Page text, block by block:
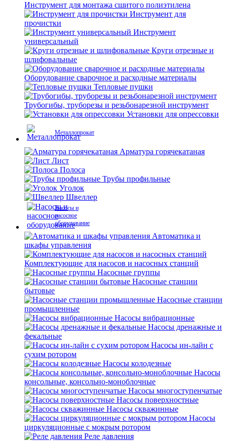
Инструмент для монтажа сшитого полиэтилена
Инструмент для
прочистки
Инструмент
универсальный
Круги отрезные и
шлифовальные
Оборудование сварочное и расходные материалы
Тепловые пушки
Трубогибы, труборезы и резьбонарезной инструмент
Установки для опрессовки
Металлопрокат
Арматура горячекатаная
Лист
Полоса
Трубы профильные
Уголок
Швеллер
Насосы и
насосное
оборудование
Автоматика и
шкафы управления
Комплектующие для насосов и насосных станций
Насосные группы
Насосные станции
бытовые
Насосные станции
промышленные
Насосы вибрационные
Насосы дренажные и
фекальные
Насосы ин-лайн с
сухим ротором
Насосы колодезные
Насосы
консольные, консольно-моноблочные
Насосы многоступенчатые
Насосы поверхностные
Насосы скважинные
Насосы
циркуляционные с мокрым ротором
Реле давления